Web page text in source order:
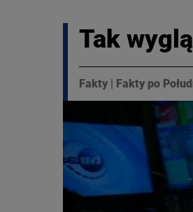
Tak
Fakty | Fakty po